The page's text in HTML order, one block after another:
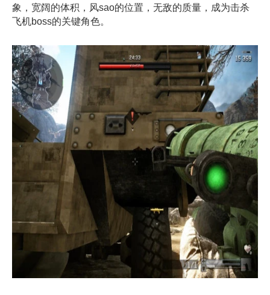
象，宽阔的体积，风sao的位置，无敌的质量，成为击杀
飞机boss的关键角色。